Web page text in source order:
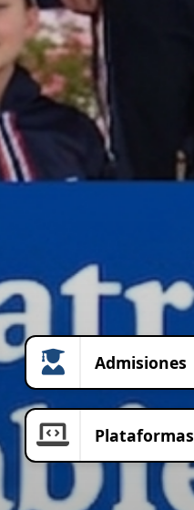
Admisiones
Plataformas